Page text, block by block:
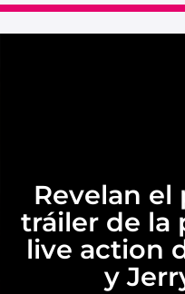
Revelan el
tráiler de la
live action
y